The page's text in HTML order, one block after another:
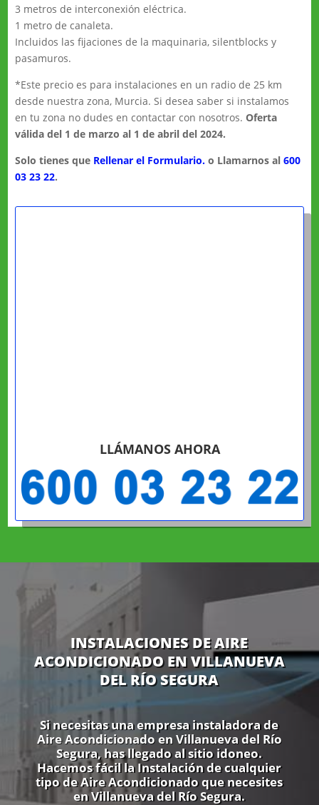
3 metros de interconexión eléctrica.
1 metro de canaleta.
Incluidos las fijaciones de la maquinaria, silentblocks y
pasamuros.
*Este precio es para instalaciones en un radio de 25 km
desde nuestra zona, Murcia. Si desea saber si instalamos
en tu zona no dudes en contactar con nosotros.Oferta
válida del 1 de marzo al 1 de abril del 2024.
Solo tienes que Rellenar el Formulario. o Llamarnos al600
03 23 22.
LLÁMANOS AHORA
INSTALACIONES DE AIRE
ACONDICIONADO EN VILLANUEVA
DEL RÍO SEGURA
Si necesitas una empresa instaladora de
Aire Acondicionado en Villanueva del Río
Segura, has llegado al sitio idoneo.
Hacemos fácil la Instalación de cualquier
tipo de Aire Acondicionado que necesites
en Villanueva del Río Segura.